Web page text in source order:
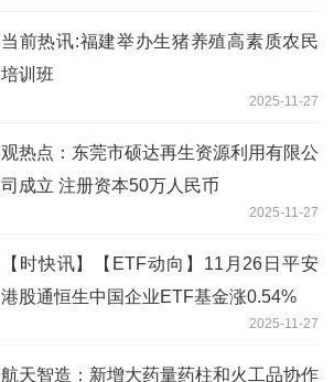
当前热讯:福建举办生猪养殖高素质农民
培训班
2025-11-27
观热点：东莞市硕达再生资源利用有限公
司成立 注册资本50万人民币
2025-11-27
【时快讯】【ETF动向】11月26日平安
港股通恒生中国企业ETF基金涨0.54%
2025-11-27
航天智造：新增大药量药柱和火工品协作